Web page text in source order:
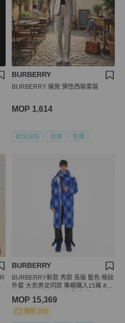
BURBERRY
BURBERRY 倫敦 彈性西裝套裝
MOP 1,614
狀況良好 台灣 免運
BURBERRY
BURBERRY新款 秀款 長版 藍色 格紋
外套 大衣男女同款 專櫃購入15萬 #讓
到L 我178 73kg可參考 附上衣套
MOP 15,369
現折 200